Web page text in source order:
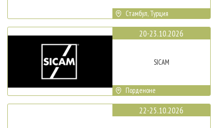
Стамбул, Турция
20-23.10.2026
SICAM
Порденоне
22-25.10.2026